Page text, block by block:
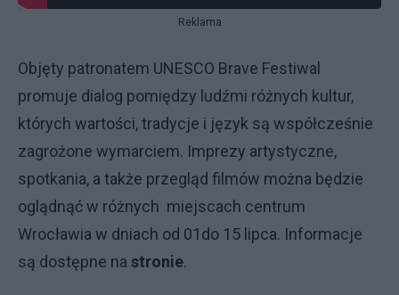
Reklama
Objęty patronatem UNESCO Brave Festiwal
promuje dialog pomiędzy ludźmi różnych kultur,
których wartości, tradycje i język są współcześnie
zagrożone wymarciem. Imprezy artystyczne,
spotkania, a także przegląd filmów można będzie
oglądnąć w różnych miejscach centrum
Wrocławia w dniach od 01do 15 lipca. Informacje
są dostępne na stronie.